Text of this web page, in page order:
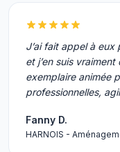
J’ai fait appel à
et j’en suis
exemplaire animée
professionnelles,
Fanny D.
HARNOIS -